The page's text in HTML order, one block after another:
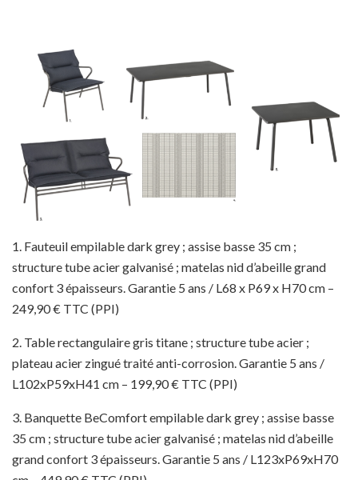
1. Fauteuil empilable dark grey ; assise basse 35 cm ;
structure tube acier galvanisé ; matelas nid d’abeille grand
confort 3 épaisseurs. Garantie 5 ans / L68 x P69 x H70 cm –
249,90 € TTC (PPI)
2. Table rectangulaire gris titane ; structure tube acier ;
plateau acier zingué traité anti-corrosion. Garantie 5 ans /
L102xP59xH41 cm – 199,90 € TTC (PPI)
3. Banquette BeComfort empilable dark grey ; assise basse
35 cm ; structure tube acier galvanisé ; matelas nid d’abeille
grand confort 3 épaisseurs. Garantie 5 ans / L123xP69xH70